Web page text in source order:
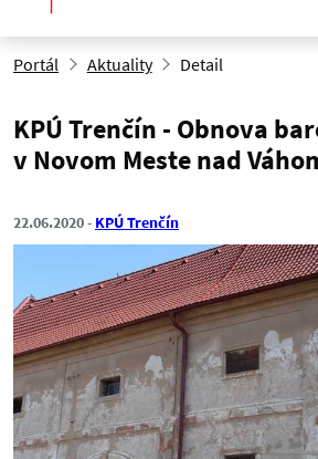
Portál Aktuality Detail
KPÚ Trenčín - Obnova
v Novom Meste nad
22.06.2020 KPÚ Trenčín